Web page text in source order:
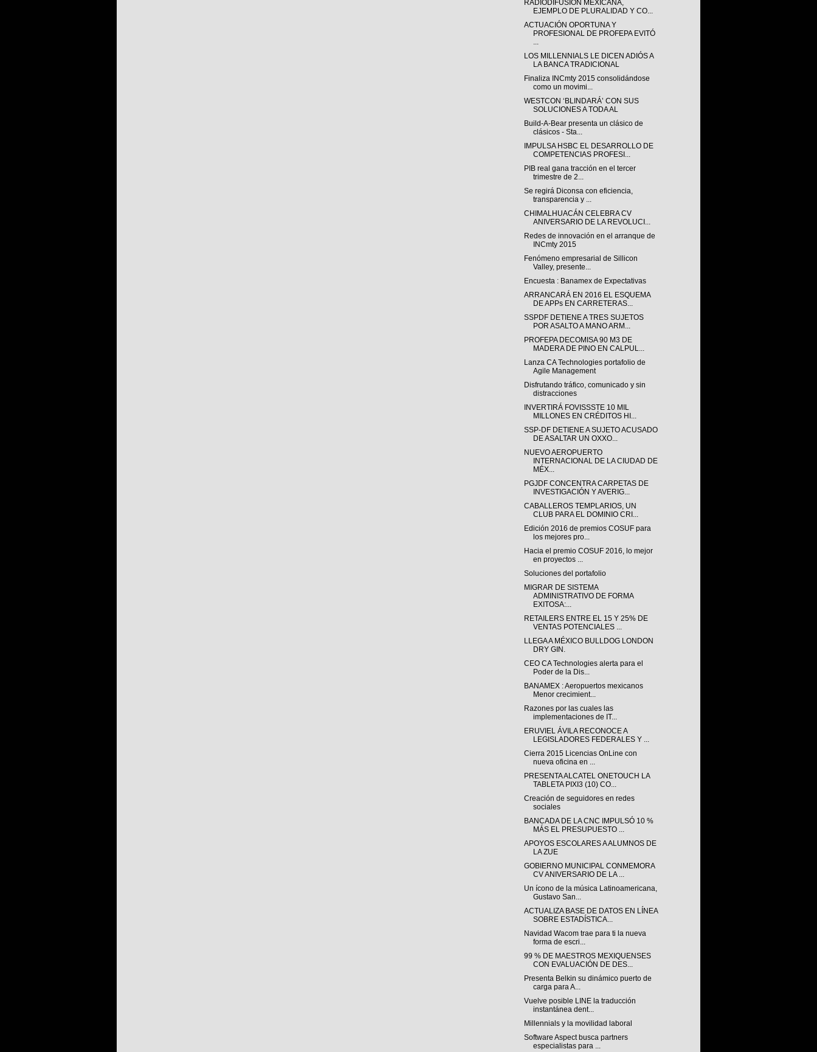
RADIODIFUSIÓN MEXICANA,
EJEMPLO DE PLURALIDAD Y CO...
ACTUACIÓN OPORTUNA Y
PROFESIONAL DE PROFEPA EVITÓ
...
LOS MILLENNIALS LE DICEN ADIÓS A
LA BANCA TRADICIONAL
Finaliza INCmty 2015 consolidándose
como un movimi...
WESTCON ‘BLINDARÁ’ CON SUS
SOLUCIONES A TODA AL
Build-A-Bear presenta un clásico de
clásicos - Sta...
IMPULSA HSBC EL DESARROLLO DE
COMPETENCIAS PROFESI...
PIB real gana tracción en el tercer
trimestre de 2...
Se regirá Diconsa con eficiencia,
transparencia y ...
CHIMALHUACÁN CELEBRA CV
ANIVERSARIO DE LA REVOLUCI...
Redes de innovación en el arranque de
INCmty 2015
Fenómeno empresarial de Sillicon
Valley, presente...
Encuesta : Banamex de Expectativas
ARRANCARÁ EN 2016 EL ESQUEMA
DE APPs EN CARRETERAS...
SSPDF DETIENE A TRES SUJETOS
POR ASALTO A MANO ARM...
PROFEPA DECOMISA 90 M3 DE
MADERA DE PINO EN CALPUL...
Lanza CA Technologies portafolio de
Agile Management
Disfrutando tráfico, comunicado y sin
distracciones
INVERTIRÁ FOVISSSTE 10 MIL
MILLONES EN CRÉDITOS HI...
SSP-DF DETIENE A SUJETO ACUSADO
DE ASALTAR UN OXXO...
NUEVO AEROPUERTO
INTERNACIONAL DE LA CIUDAD DE
MÉX...
PGJDF CONCENTRA CARPETAS DE
INVESTIGACIÓN Y AVERIG...
CABALLEROS TEMPLARIOS, UN
CLUB PARA EL DOMINIO CRI...
Edición 2016 de premios COSUF para
los mejores pro...
Hacia el premio COSUF 2016, lo mejor
en proyectos ...
Soluciones del portafolio
MIGRAR DE SISTEMA
ADMINISTRATIVO DE FORMA
EXITOSA:...
RETAILERS ENTRE EL 15 Y 25% DE
VENTAS POTENCIALES ...
LLEGA A MÉXICO BULLDOG LONDON
DRY GIN.
CEO CA Technologies alerta para el
Poder de la Dis...
BANAMEX : Aeropuertos mexicanos
Menor crecimient...
Razones por las cuales las
implementaciones de IT...
ERUVIEL ÁVILA RECONOCE A
LEGISLADORES FEDERALES Y ...
Cierra 2015 Licencias OnLine con
nueva oficina en ...
PRESENTA ALCATEL ONETOUCH LA
TABLETA PIXI3 (10) CO...
Creación de seguidores en redes
sociales
BANCADA DE LA CNC IMPULSÓ 10 %
MÁS EL PRESUPUESTO ...
APOYOS ESCOLARES A ALUMNOS DE
LA ZUE
GOBIERNO MUNICIPAL CONMEMORA
CV ANIVERSARIO DE LA ...
Un ícono de la música Latinoamericana,
Gustavo San...
ACTUALIZA BASE DE DATOS EN LÍNEA
SOBRE ESTADÍSTICA...
Navidad Wacom trae para ti la nueva
forma de escri...
99 % DE MAESTROS MEXIQUENSES
CON EVALUACIÓN DE DES...
Presenta Belkin su dinámico puerto de
carga para A...
Vuelve posible LINE la traducción
instantánea dent...
Millennials y la movilidad laboral
Software Aspect busca partners
especialistas para ...